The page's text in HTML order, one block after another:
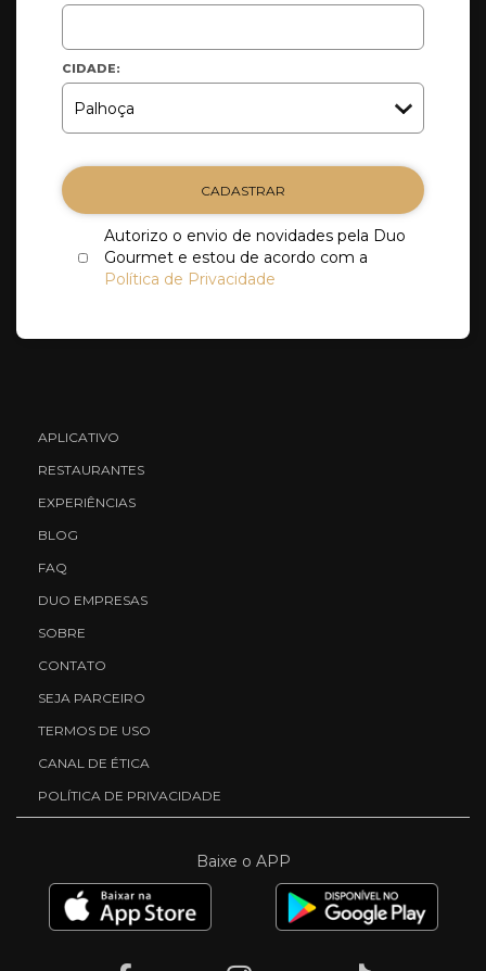
CIDADE:
CADASTRAR
Autorizo o envio de novidades pela Duo
Gourmet e estou de acordo com a
Política de Privacidade
APLICATIVO
RESTAURANTES
EXPERIÊNCIAS
BLOG
FAQ
DUO EMPRESAS
SOBRE
CONTATO
SEJA PARCEIRO
TERMOS DE USO
CANAL DE ÉTICA
POLÍTICA DE PRIVACIDADE
Baixe o APP